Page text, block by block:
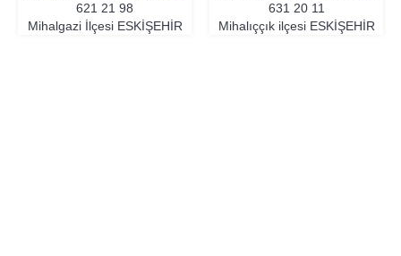
621 21 98
Mihalgazi İlçesi ESKIŞEHIR
631 20 11
Mihalıççık ilçesi ESKIŞEHIR